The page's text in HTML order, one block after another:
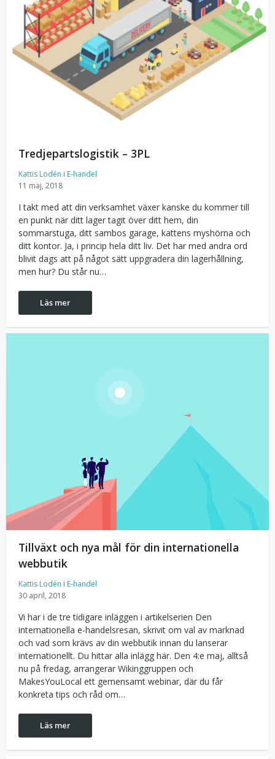
Tredjepartslogistik – 3PL
Kattis Lodén i E-handel
11 maj, 2018
I takt med att din verksamhet växer kanske du kommer till
en punkt när ditt lager tagit över ditt hem, din
sommarstuga, ditt sambos garage, kattens myshörna och
ditt kontor. Ja, i princip hela ditt liv. Det har med andra ord
blivit dags att på något sätt uppgradera din lagerhållning,
men hur? Du står nu…
Läs mer
Tillväxt och nya mål för din internationella
webbutik
Kattis Lodén i E-handel
30 april, 2018
Vi har i de tre tidigare inläggen i artikelserien Den
internationella e-handelsresan, skrivit om val av marknad
och vad som krävs av din webbutik innan du lanserar
internationellt. Du hittar alla inlägg här. Den 4:e maj, alltså
nu på fredag, arrangerar Wikinggruppen och
MakesYouLocal ett gemensamt webinar, där du får
konkreta tips och råd om…
Läs mer